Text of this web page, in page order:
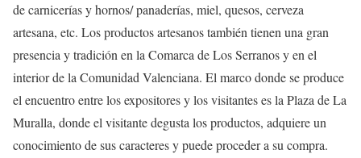
de carnicerías y hornos/ panaderías, miel, quesos, cerveza
artesana, etc. Los productos artesanos también tienen una gran
presencia y tradición en la Comarca de Los Serranos y en el
interior de la Comunidad Valenciana. El marco donde se produce
el encuentro entre los expositores y los visitantes es la Plaza de La
Muralla, donde el visitante degusta los productos, adquiere un
conocimiento de sus caracteres y puede proceder a su compra.